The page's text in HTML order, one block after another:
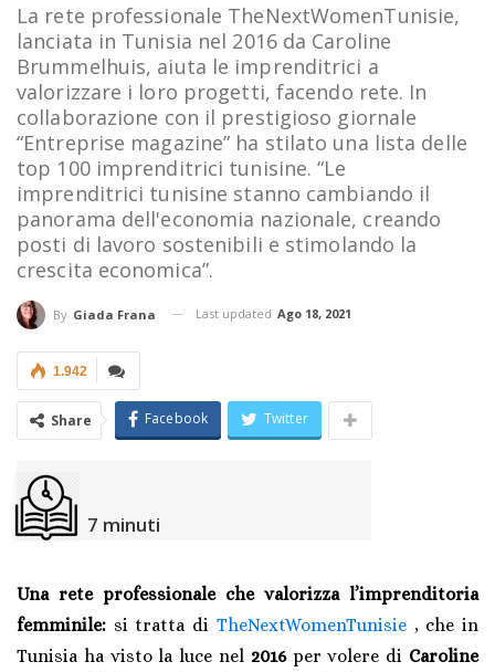
La rete professionale TheNextWomenTunisie,
lanciata in Tunisia nel 2016 da Caroline
Brummelhuis, aiuta le imprenditrici a
valorizzare i loro progetti, facendo rete. In
collaborazione con il prestigioso giornale
“Entreprise magazine” ha stilato una lista delle
top 100 imprenditrici tunisine. “Le
imprenditrici tunisine stanno cambiando il
panorama dell'economia nazionale, creando
posti di lavoro sostenibili e stimolando la
crescita economica”.
By Giada Frana Last updated Ago 18, 2021
1.942
Share Facebook Twitter
7 minuti
Una rete professionale che valorizza l’imprenditoria
femminile: si tratta di TheNextWomenTunisie, che in
Tunisia ha visto la luce nel 2016per volere di Caroline